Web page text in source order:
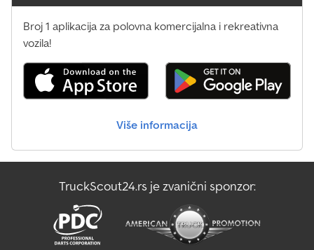
Broj 1 aplikacija za polovna komercijalna i rekreativna
vozila!
Više informacija
TruckScout24.rs je zvanični sponzor: